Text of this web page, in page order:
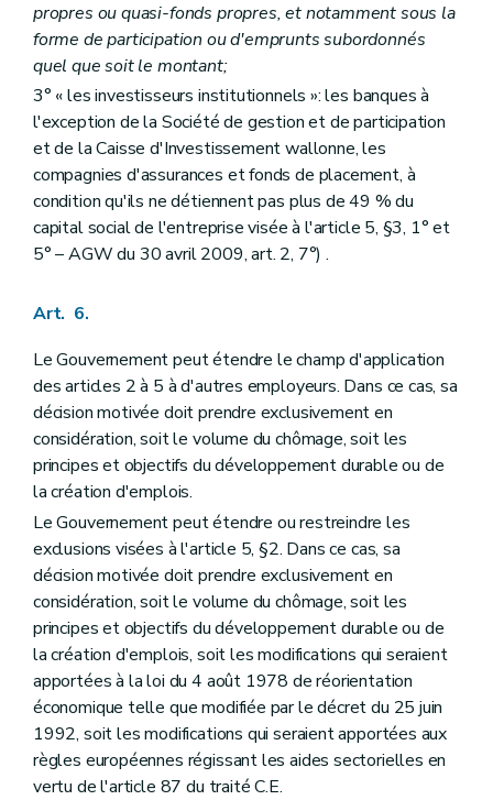
propres ou quasi-fonds propres, et notamment sous la
forme de participation ou d'emprunts subordonnés
quel que soit le montant;
3° « les investisseurs institutionnels »: les banques à
l'exception de la Société de gestion et de participation
et de la Caisse d'Investissement wallonne, les
compagnies d'assurances et fonds de placement, à
condition qu'ils ne détiennent pas plus de 49 % du
capital social de l'entreprise visée à l'article 5, §3, 1° et
5° – AGW du 30 avril 2009, art. 2, 7°) .
Art. 6.
Le Gouvernement peut étendre le champ d'application
des articles 2 à 5 à d'autres employeurs. Dans ce cas, sa
décision motivée doit prendre exclusivement en
considération, soit le volume du chômage, soit les
principes et objectifs du développement durable ou de
la création d'emplois.
Le Gouvernement peut étendre ou restreindre les
exclusions visées à l'article 5, §2. Dans ce cas, sa
décision motivée doit prendre exclusivement en
considération, soit le volume du chômage, soit les
principes et objectifs du développement durable ou de
la création d'emplois, soit les modifications qui seraient
apportées à la loi du 4 août 1978 de réorientation
économique telle que modifiée par le décret du 25 juin
1992, soit les modifications qui seraient apportées aux
règles européennes régissant les aides sectorielles en
vertu de l'article 87 du traité C.E.